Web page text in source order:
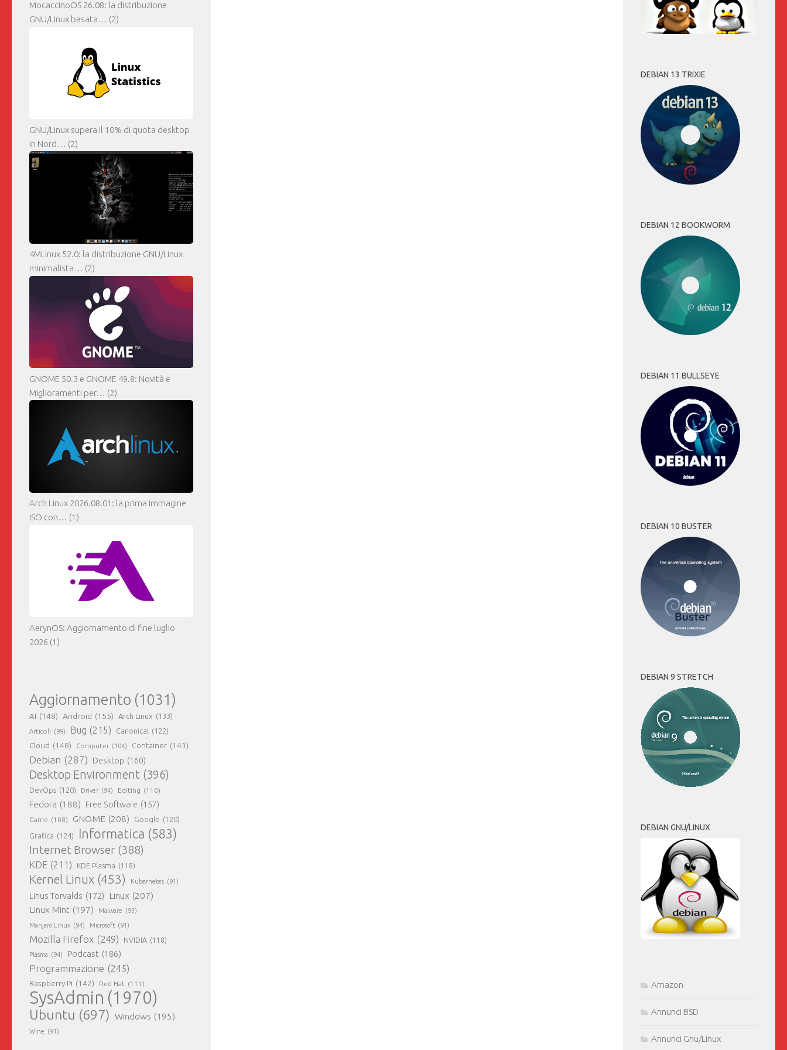
MocaccinoOS 26.08: la distribuzione
GNU/Linux basata… (2)
GNU/Linux supera il 10% di quota desktop
in Nord… (2)
4MLinux 52.0: la distribuzione GNU/Linux
minimalista… (2)
GNOME 50.3 e GNOME 49.8: Novità e
Miglioramenti per… (2)
Arch Linux 2026.08.01: la prima immagine
ISO con… (1)
AerynOS: Aggiornamento di fine luglio
2026 (1)
Aggiornamento (1031)
AI (148) Android (155) Arch Linux (133)
Articoli (99) Bug (215) Canonical (122)
Cloud (148) Computer (104) Container (143)
Debian (287) Desktop (160)
Desktop Environment (396)
DevOps (120) Driver (94) Editing (110)
Fedora (188) Free Software (157)
Game (108) GNOME (208) Google (120)
Grafica (124) Informatica (583)
Internet Browser (388)
KDE (211) KDE Plasma (118)
Kernel Linux (453) Kubernetes (91)
Linus Torvalds (172) Linux (207)
Linux Mint (197) Malware (93)
Manjaro Linux (94) Microsoft (91)
Mozilla Firefox (249) NVIDIA (118)
Plasma (94) Podcast (186)
Programmazione (245)
Raspberry Pi (142) Red Hat (111)
SysAdmin (1970)
Ubuntu (697) Windows (195)
Wine (91)
DEBIAN 13 TRIXIE
DEBIAN 12 BOOKWORM
DEBIAN 11 BULLSEYE
DEBIAN 10 BUSTER
DEBIAN 9 STRETCH
DEBIAN GNU/LINUX
Amazon
Annunci BSD
Annunci Gnu/Linux